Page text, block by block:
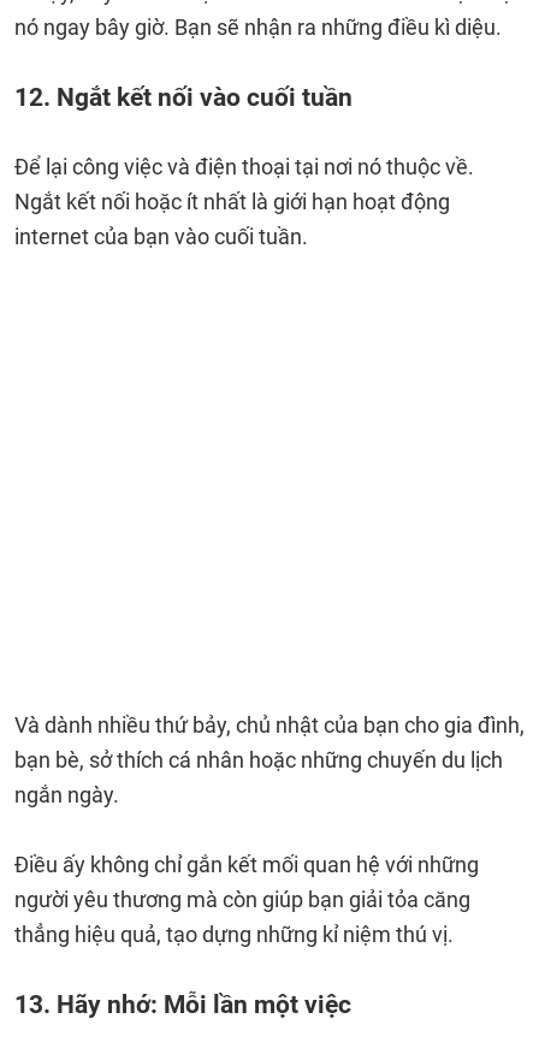
nó ngay bây giờ. Bạn sẽ nhận ra những điều kì diệu.
12. Ngắt kết nối vào cuối tuần
Để lại công việc và điện thoại tại nơi nó thuộc về.
Ngắt kết nối hoặc ít nhất là giới hạn hoạt động
internet của bạn vào cuối tuần.
Và dành nhiều thứ bảy, chủ nhật của bạn cho gia đình,
bạn bè, sở thích cá nhân hoặc những chuyến du lịch
ngắn ngày.
Điều ấy không chỉ gắn kết mối quan hệ với những
người yêu thương mà còn giúp bạn giải tỏa căng
thẳng hiệu quả, tạo dựng những kỉ niệm thú vị.
13. Hãy nhớ: Mỗi lần một việc